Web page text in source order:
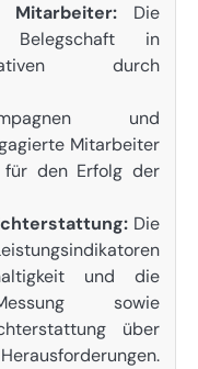
Mitarbeiter:Die
Belegschaft in
durch
und
Mitarbeiter
den Erfolg der
Die
und die
sowie
über